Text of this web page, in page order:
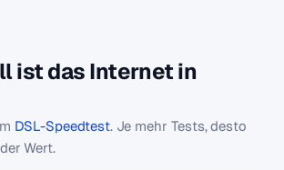
ist das Internet in
DSL-Speedtest. Je mehr Tests, desto
Wert.